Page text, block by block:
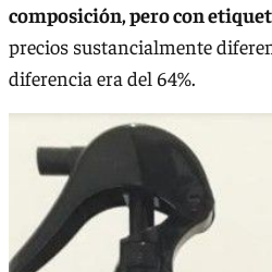
composición, pero con
precios sustancialmente
diferencia era del 64%.